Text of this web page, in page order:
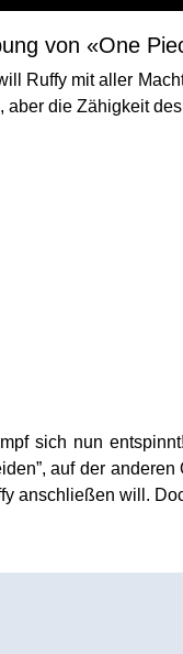
von «One
Ruffy mit aller
aber die Zähigkeit
sich nun
auf der
anschließen will.